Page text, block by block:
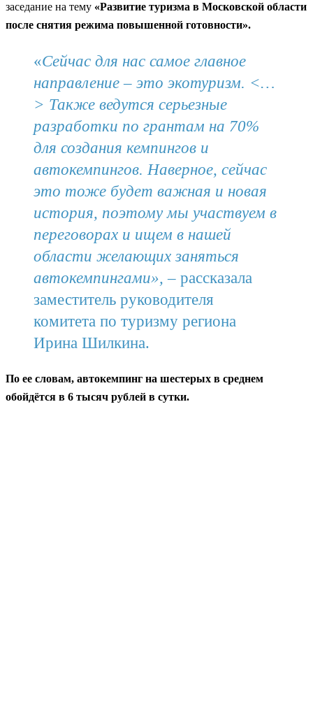
заседание на тему «Развитие туризма в Московской области
после снятия режима повышенной готовности».
«Сейчас для нас самое главное
направление – это экотуризм. <…
> Также ведутся серьезные
разработки по грантам на 70%
для создания кемпингов и
автокемпингов. Наверное, сейчас
это тоже будет важная и новая
история, поэтому мы участвуем в
переговорах и ищем в нашей
области желающих заняться
автокемпингами», – рассказала
заместитель руководителя
комитета по туризму региона
Ирина Шилкина.
По ее словам, автокемпинг на шестерых в среднем
обойдётся в 6 тысяч рублей в сутки.